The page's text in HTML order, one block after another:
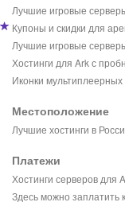
Лучшие игровые
Купоны и скидки для
Лучшие игровые
Хостинги для Ark с
Иконки мультиплеерных
Местоположение
Лучшие хостинги в
Платежи
Хостинги серверов
Здесь можно заплатить